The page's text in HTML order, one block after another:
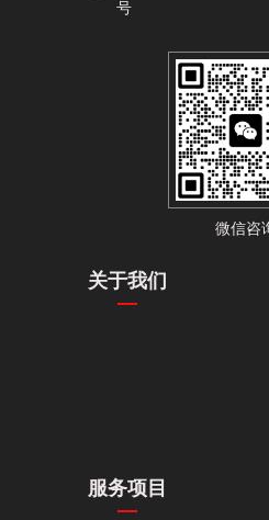
号
微信咨
关于我们
服务项目